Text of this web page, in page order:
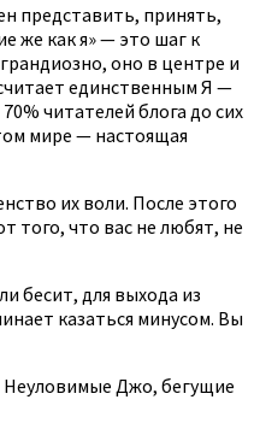
представить, принять,
же как я» — это шаг к
оно в центре и
единственным Я —
читателей блога до сих
мире — настоящая
их воли. После этого
того, что вас не любят, не
бесит, для выхода из
казаться минусом. Вы
Неуловимые Джо, бегущие